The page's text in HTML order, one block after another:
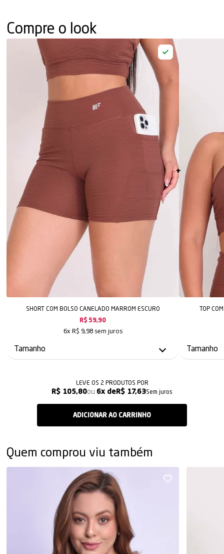
Compre o look
SHORT COM BOLSO CANELADO MARROM ESCURO
R$ 59,90
6x R$ 9,98 sem juros
TOP
LEVE OS 2 PRODUTOS
R$ 105,80 6x R$ 17,63Sem juros
Quem comprou viu também